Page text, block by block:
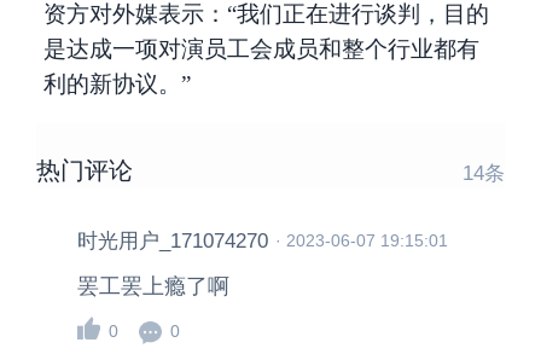
资方对外媒表示：“我们正在进行谈判，目的
是达成一项对演员工会成员和整个行业都有
利的新协议。”
热门评论 14条
时光用户_171074270 · 2023-06-07 19:15:01
罢工罢上瘾了啊
0 0